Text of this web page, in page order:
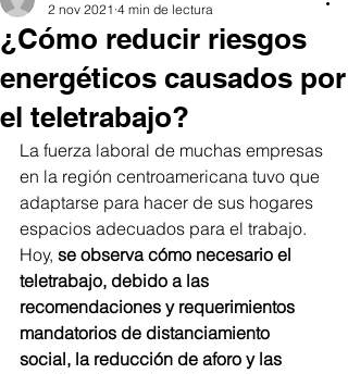
¿Cómo reducir riesgos
energéticos causados por
el teletrabajo?
2 nov 2021 4 min de lectura
La fuerza laboral de muchas empresas
en la región centroamericana tuvo que
adaptarse para hacer de sus hogares
espacios adecuados para el trabajo.
Hoy, se observa cómo necesario el
teletrabajo, debido a las
recomendaciones y requerimientos
mandatorios de distanciamiento
social, la reducción de aforo y las